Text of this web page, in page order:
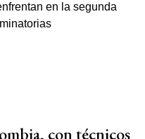
con técnicos